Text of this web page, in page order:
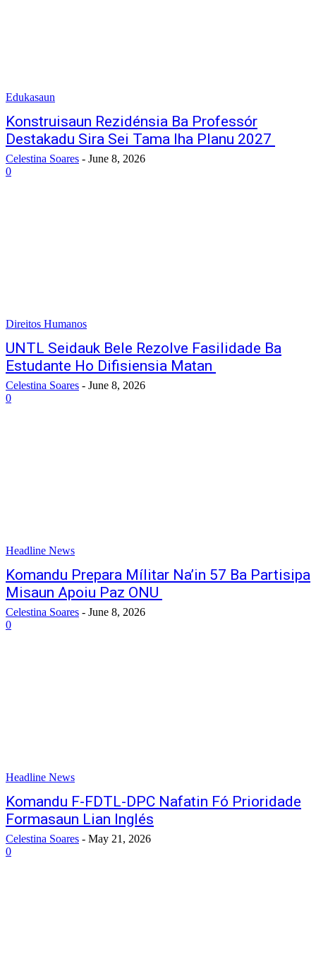
Edukasaun
Konstruisaun Rezidénsia Ba Professór
Destakadu Sira Sei Tama Iha Planu 2027
Celestina Soares - June 8, 2026
0
Direitos Humanos
UNTL Seidauk Bele Rezolve Fasilidade Ba
Estudante Ho Difisiensia Matan
Celestina Soares - June 8, 2026
0
Headline News
Komandu Prepara Mílitar Na’in 57 Ba Partisipa
Misaun Apoiu Paz ONU
Celestina Soares - June 8, 2026
0
Headline News
Komandu F-FDTL-DPC Nafatin Fó Prioridade
Formasaun Lian Inglés
Celestina Soares - May 21, 2026
0